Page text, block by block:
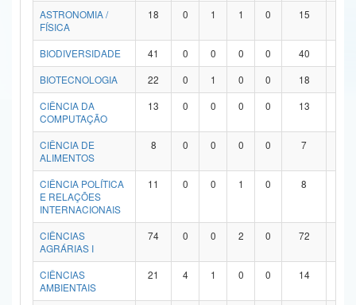
Secretaria de Governo
Advocacia-Geral da União
Banco Central do Brasil
ASTRONOMIA /
FÍSICA
18 0 1 1 0 15
BIODIVERSIDADE 41 0 0 0 0 40
BIOTECNOLOGIA
22 0 1 0 0 18
CIÊNCIA DA
COMPUTAÇÃO
13 0 0 0 0 13
CIÊNCIA DE
ALIMENTOS
8 0 0 0 0 7
CIÊNCIA POLÍTICA
E RELAÇÕES
INTERNACIONAIS
11 0 0 1 0 8
CIÊNCIAS
AGRÁRIAS I
74 0 0 2 0 72
CIÊNCIAS
AMBIENTAIS
21 4 1 0 0 14